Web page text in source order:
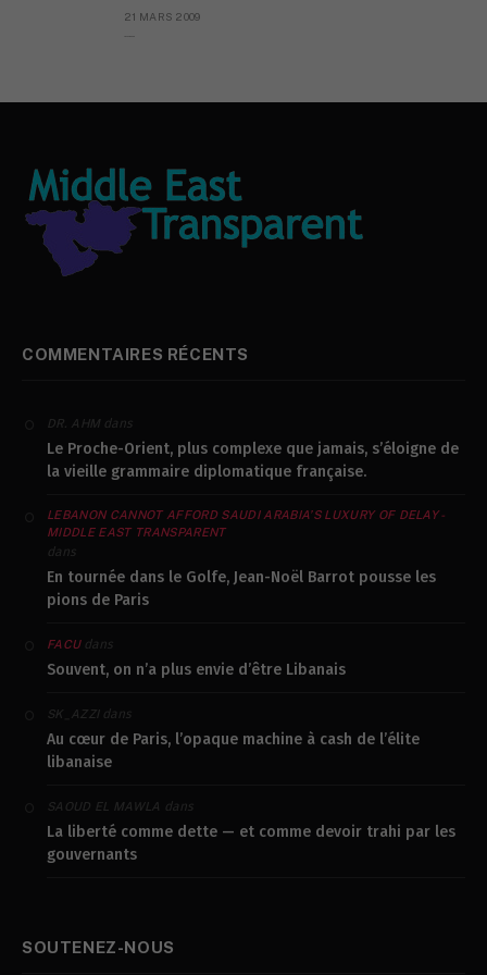
21 MARS 2009
COMMENTAIRES RÉCENTS
DR. AHM dans
Le Proche-Orient, plus complexe que jamais, s’éloigne de
la vieille grammaire diplomatique française.
LEBANON CANNOT AFFORD SAUDI ARABIA’S LUXURY OF DELAY -
MIDDLE EAST TRANSPARENT
dans
En tournée dans le Golfe, Jean-Noël Barrot pousse les
pions de Paris
FACUdans
Souvent, on n’a plus envie d’être Libanais
SK_AZZIdans
Au cœur de Paris, l’opaque machine à cash de l’élite
libanaise
SAOUD EL MAWLA dans
La liberté comme dette — et comme devoir trahi par les
gouvernants
SOUTENEZ-NOUS